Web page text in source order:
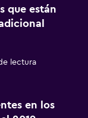
que están
lectura
en los